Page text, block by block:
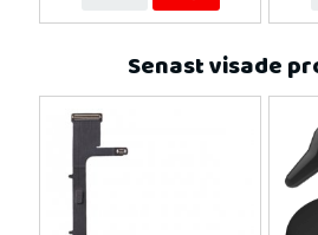
Senast visade